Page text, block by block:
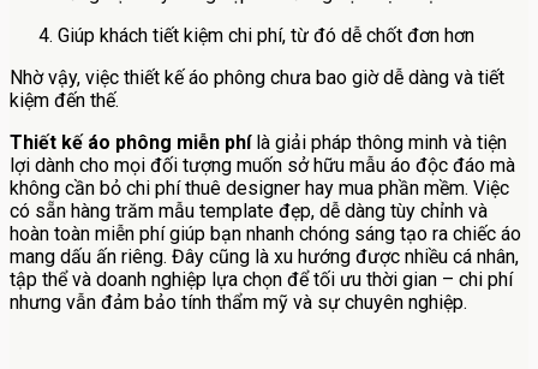
Giúp khách tiết kiệm chi phí, từ đó dễ chốt đơn hơn
Nhờ vậy, việc thiết kế áo phông chưa bao giờ dễ dàng và tiết
kiệm đến thế.
Thiết kế áo phông miễn phílà giải pháp thông minh và tiện
lợi dành cho mọi đối tượng muốn sở hữu mẫu áo độc đáo mà
không cần bỏ chi phí thuê designer hay mua phần mềm. Việc
có sẵn hàng trăm mẫu template đẹp, dễ dàng tùy chỉnh và
hoàn toàn miễn phí giúp bạn nhanh chóng sáng tạo ra chiếc áo
mang dấu ấn riêng. Đây cũng là xu hướng được nhiều cá nhân,
tập thể và doanh nghiệp lựa chọn để tối ưu thời gian – chi phí
nhưng vẫn đảm bảo tính thẩm mỹ và sự chuyên nghiệp.